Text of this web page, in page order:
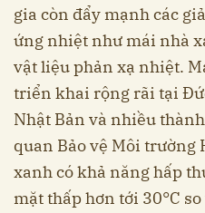
gia còn đẩy mạnh các
ứng nhiệt như mái nhà
vật liệu phản xạ nhiệt.
triển khai rộng rãi tại
Nhật Bản và nhiều
quan Bảo vệ Môi trường
xanh có khả năng hấp
mặt thấp hơn tới 30°C